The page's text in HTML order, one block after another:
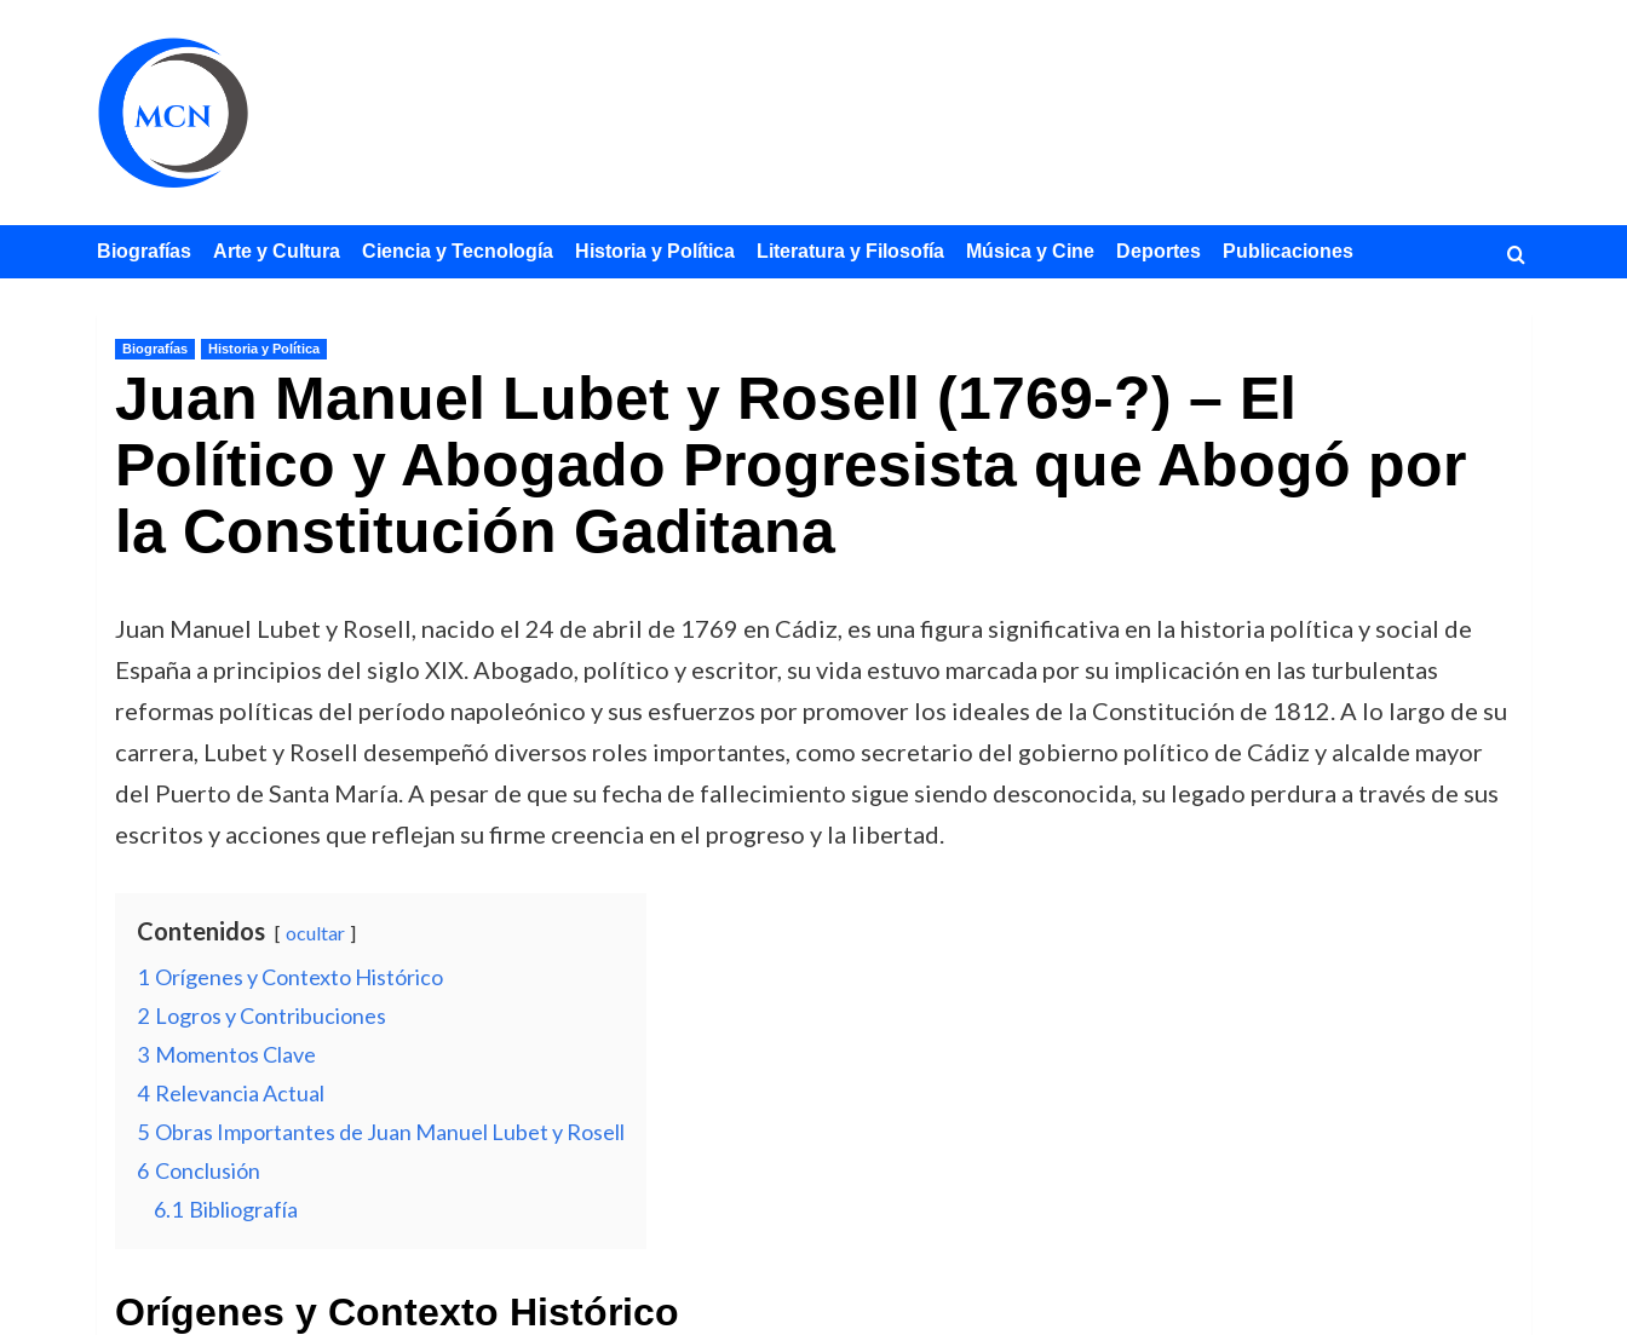
Biografías Arte y Cultura Ciencia y Tecnología Historia y Política Literatura y Filosofía Música y Cine Deportes Publicaciones
Biografías Historia y Política
Juan Manuel Lubet y Rosell (1769-?) – El
Político y Abogado Progresista que Abogó por
la Constitución Gaditana
Juan Manuel Lubet y Rosell, nacido el 24 de abril de 1769 en Cádiz, es una figura significativa en la historia política y social de
España a principios del siglo XIX. Abogado, político y escritor, su vida estuvo marcada por su implicación en las turbulentas
reformas políticas del período napoleónico y sus esfuerzos por promover los ideales de la Constitución de 1812. A lo largo de su
carrera, Lubet y Rosell desempeñó diversos roles importantes, como secretario del gobierno político de Cádiz y alcalde mayor
del Puerto de Santa María. A pesar de que su fecha de fallecimiento sigue siendo desconocida, su legado perdura a través de sus
escritos y acciones que reflejan su firme creencia en el progreso y la libertad.
Contenidos ocultar
1 Orígenes y Contexto Histórico
2 Logros y Contribuciones
3 Momentos Clave
4 Relevancia Actual
5 Obras Importantes de Juan Manuel Lubet y Rosell
6 Conclusión
6.1 Bibliografía
Orígenes y Contexto Histórico